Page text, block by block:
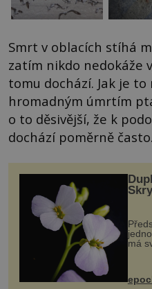
Smrt v oblacích stíhá
zatím nikdo nedokáže
tomu dochází. Jak je to
hromadným úmrtím
o to děsivější, že k
dochází poměrně často.
má